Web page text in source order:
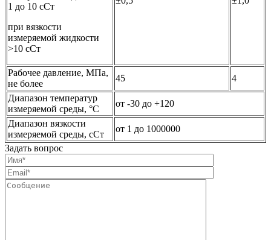
1 до 10 сСт
при вязкости
измеряемой жидкости
>10 сСт
Рабочее давление, МПа,
не более
45
4
Диапазон температур
измеряемой среды, °С
от -30 до +120
Диапазон вязкости
измеряемой среды, сСт
от 1 до 1000000
Задать вопрос